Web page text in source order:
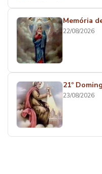
Memória
22/08/2026
21º
23/08/2026